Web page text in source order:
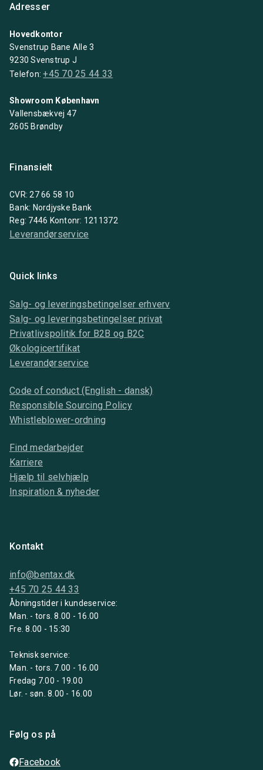
Adresser
Hovedkontor
Svenstrup Bane Alle 3
9230 Svenstrup J
Telefon:+45 70 25 44 33
Showroom København
Vallensbækvej 47
2605 Brøndby
Finansielt
CVR: 27 66 58 10
Bank: Nordjyske Bank
Reg: 7446 Kontonr: 1211372
Leverandørservice
Quick links
Salg- og leveringsbetingelser erhverv
Salg- og leveringsbetingelser privat
Privatlivspolitik for B2B og B2C
Økologicertifikat
Leverandørservice
Code of conduct (English - dansk)
Responsible Sourcing Policy
Whistleblower-ordning
Find medarbejder
Karriere
Hjælp til selvhjælp
Inspiration & nyheder
Kontakt
info@bentax.dk
+45 70 25 44 33
Åbningstider i kundeservice:
Man. - tors. 8.00 - 16.00
Fre. 8.00 - 15:30
Teknisk service:
Man. - tors. 7.00 - 16.00
Fredag 7.00 - 19.00
Lør. - søn. 8.00 - 16.00
Følg os på
Facebook